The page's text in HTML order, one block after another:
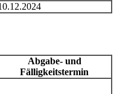
Abgabe- und
Fälligkeitstermin